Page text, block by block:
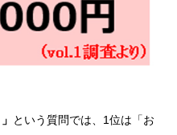
という質問では、1位は「お